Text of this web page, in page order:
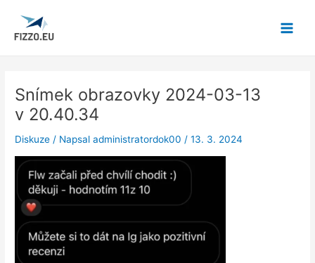
obsah
Menu
Snímek obrazovky 2024-03-13
v 20.40.34
Diskuze / Napsaladministratordok00 /13. 3. 2024